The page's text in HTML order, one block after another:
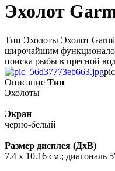
Эхолот
Тип Эхолоты Эхолот
широчайшим
поиска рыбы в пресной
Описание Тип
Эхолоты
Экран
черно-белый
Размер дисплея (ДxВ)
7.4 x 10.16 см.; диагональ